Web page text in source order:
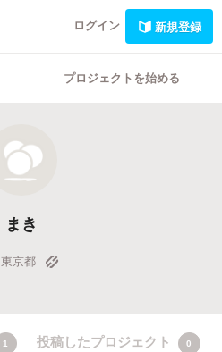
ログイン 新規登録
プロジェクトを始める
まき
東京都
1 投稿したプロジェクト 0